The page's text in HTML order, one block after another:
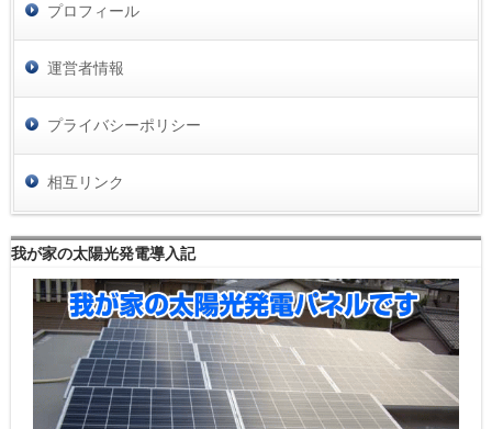
プロフィール
運営者情報
プライバシーポリシー
相互リンク
我が家の太陽光発電導入記